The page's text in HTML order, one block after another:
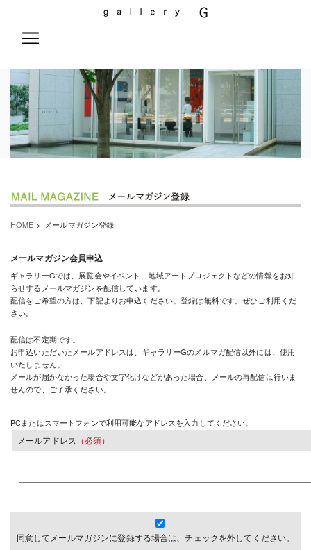
HOME > メールマガジン登録
メールマガジン会員申込
ギャラリーGでは、展覧会やイベント、地域アートプロジェクトなどの情報をお知
らせするメールマガジンを配信しています。
配信をご希望の方は、下記よりお申込ください。登録は無料です。ぜひご利用くだ
さい。
配信は不定期です。
お申込いただいたメールアドレスは、ギャラリーGのメルマガ配信以外には、使用
いたしません。
メールが届かなかった場合や文字化けなどがあった場合、メールの再配信は行いま
せんので、ご了承ください。
PCまたはスマートフォンで利用可能なアドレスを入力してください。
メールアドレス （必須）
同意してメールマガジンに登録する場合は、チェックを外してください。